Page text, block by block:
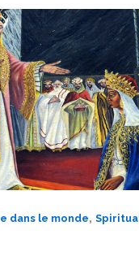
dans le monde,